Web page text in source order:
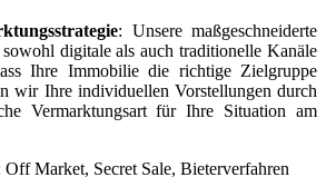
: Unsere maßgeschneiderte
digitale als auch traditionelle Kanäle
Ihre Immobilie die richtige Zielgruppe
wir Ihre individuellen Vorstellungen durch
Vermarktungsart für Ihre Situation am
Off Market, Secret Sale, Bieterverfahren